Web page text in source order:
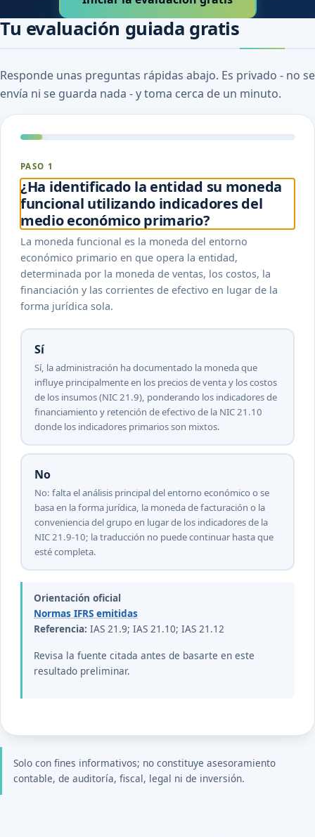
Tu evaluación guiada gratis
Responde unas preguntas rápidas abajo. Es privado - no se
envía ni se guarda nada - y toma cerca de un minuto.
PASO 1
¿Ha identificado la entidad su moneda
funcional utilizando indicadores del
medio económico primario?
La moneda funcional es la moneda del entorno
económico primario en que opera la entidad,
determinada por la moneda de ventas, los costos, la
financiación y las corrientes de efectivo en lugar de la
forma jurídica sola.
Sí
Sí, la administración ha documentado la moneda que
influye principalmente en los precios de venta y los costos
de los insumos (NIC 21.9), ponderando los indicadores de
financiamiento y retención de efectivo de la NIC 21.10
donde los indicadores primarios son mixtos.
No
No: falta el análisis principal del entorno económico o se
basa en la forma jurídica, la moneda de facturación o la
conveniencia del grupo en lugar de los indicadores de la
NIC 21.9-10; la traducción no puede continuar hasta que
esté completa.
Orientación oficial
Normas IFRS emitidas
Referencia: IAS 21.9; IAS 21.10; IAS 21.12
Revisa la fuente citada antes de basarte en este
resultado preliminar.
Solo con fines informativos; no constituye asesoramiento
contable, de auditoría, fiscal, legal ni de inversión.